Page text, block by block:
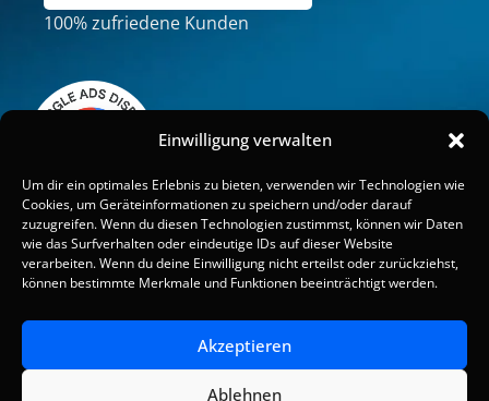
Einwilligung verwalten
Um dir ein optimales Erlebnis zu bieten, verwenden wir Technologien wie
Cookies, um Geräteinformationen zu speichern und/oder darauf
zuzugreifen. Wenn du diesen Technologien zustimmst, können wir Daten
wie das Surfverhalten oder eindeutige IDs auf dieser Website
verarbeiten. Wenn du deine Einwilligung nicht erteilst oder zurückziehst,
können bestimmte Merkmale und Funktionen beeinträchtigt werden.
Akzeptieren
Ablehnen
100% zufriedene Kunden
Impressum–Datenschutz–Cookie Policy
© 2019–2026 LEOSA Marketing & Webagentur
Konstanz